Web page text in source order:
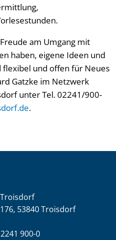
am Umgang mit
haben, eigene Ideen und
und offen für Neues
Gatzke im Netzwerk
unter Tel. 02241/900-
.
53840 Troisdorf
900-0